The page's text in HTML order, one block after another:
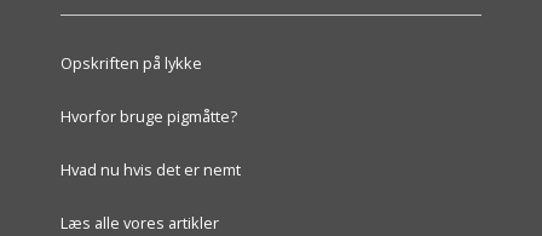
Opskriften på lykke
Hvorfor bruge pigmåtte?
Hvad nu hvis det er nemt
Læs alle vores artikler